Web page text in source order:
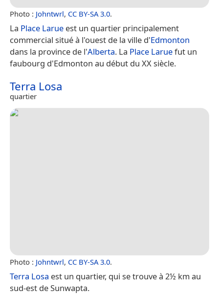
Photo : Johntwrl, CC BY-SA 3.0.
La Place Larue est un quartier principalement
commercial situé à l'ouest de la ville d'Edmonton
dans la province de l'Alberta. La Place Laruefut un
faubourg d'Edmonton au début du XX siècle.
Terra Losa
quartier
Photo : Johntwrl, CC BY-SA 3.0.
Terra Losa est un quartier, qui se trouve à 2½ km au
sud-est de Sunwapta.